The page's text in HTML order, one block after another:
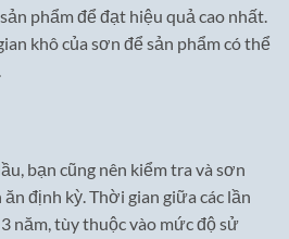
phẩm để đạt hiệu quả cao nhất.
khô của sơn để sản phẩm có thể
bạn cũng nên kiểm tra và sơn
định kỳ. Thời gian giữa các lần
năm, tùy thuộc vào mức độ sử